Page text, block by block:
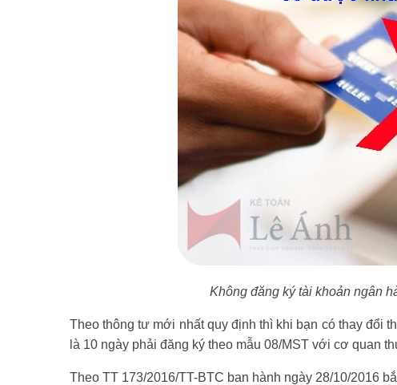
Không đăng ký tài khoản ngân
Theo thông tư mới nhất quy định thì khi bạn có thay đổi
là 10 ngày phải đăng ký theo mẫu 08/MST với cơ quan
Theo TT 173/2016/TT-BTC ban hành ngày 28/10/2016